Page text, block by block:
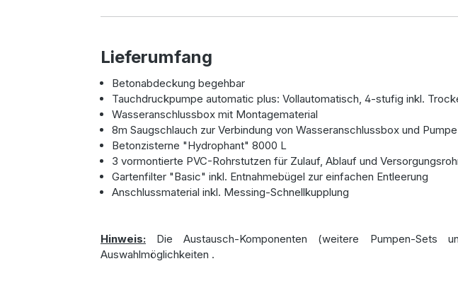
Lieferumfang
Betonabdeckung begehbar
Tauchdruckpumpe automatic plus: Vollautomatisch, 4-stufig inkl.
Wasseranschlussbox mit Montagematerial
8m Saugschlauch zur Verbindung von Wasseranschlussbox und Pumpe
Betonzisterne "Hydrophant" 8000 L
3 vormontierte PVC-Rohrstutzen für Zulauf, Ablauf und
Gartenfilter "Basic" inkl. Entnahmebügel zur einfachen Entleerung
Anschlussmaterial inkl. Messing-Schnellkupplung
Hinweis: Die Austausch-Komponenten (weitere Pumpen-
Auswahlmöglichkeiten .